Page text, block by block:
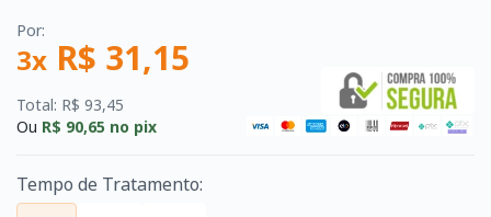
Por:
3x R$ 31,15
Total: R$ 93,45
Ou R$ 90,65 no pix
Tempo de Tratamento: